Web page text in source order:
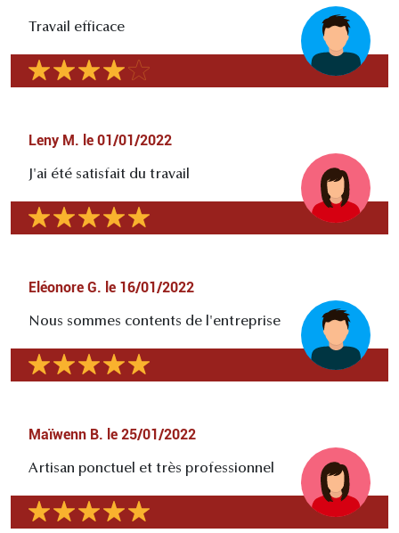
Travail efficace
Leny M. le 01/01/2022
J'ai été satisfait du travail
Eléonore G. le 16/01/2022
Nous sommes contents de l'entreprise
Maïwenn B. le 25/01/2022
Artisan ponctuel et très professionnel